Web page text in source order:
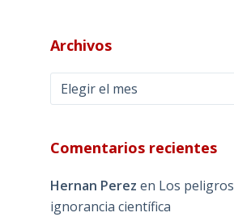
Archivos
Archivos
Comentarios recientes
Hernan Perez en Los
ignorancia científica